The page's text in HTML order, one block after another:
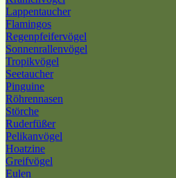
Lappentaucher
Flamingos
Regenpfeifervögel
Sonnenrallenvögel
Tropikvögel
Seetaucher
Pinguine
Röhrennasen
Störche
Ruderfüßer
Pelikanvögel
Hoatzine
Greifvögel
Eulen